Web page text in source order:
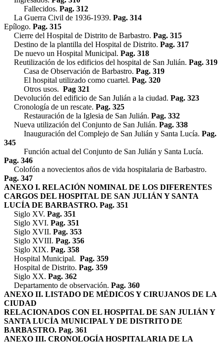
Fallecidos. Pag. 312
La Guerra Civil de 1936-1939. Pag. 314
Epílogo. Pag. 315
Cierre del Hospital de Distrito de Barbastro. Pag. 315
Destino de la plantilla del Hospital de Distrito. Pag. 317
De nuevo un Hospital Municipal. Pag. 318
Reutilización de los edificios del hospital de San Julián. Pag. 319
Casa de Observación de Barbastro. Pag. 319
El hospital utilizado como cuartel. Pag. 320
Otros usos. Pag 321
Devolución del edificio de San Julián a la ciudad. Pag. 323
Cronología de un rescate. Pag. 325
Restauración de la Iglesia de San Julián. Pag. 332
Nueva utilización del Conjunto de San Julián. Pag. 338
Inauguración del Complejo de San Julián y Santa Lucía. Pag.
345
Función actual del Conjunto de San Julián y Santa Lucía.
Pag. 346
Colofón a novecientos años de vida hospitalaria de Barbastro.
Pag. 347
ANEXO I. RELACIÓN NOMINAL DE LOS DIFERENTES
CARGOS DEL HOSPITAL DE SAN JULIÁN Y SANTA
LUCÍA DE BARBASTRO. Pag. 351
Siglo XV. Pag. 351
Siglo XVI. Pag. 351
Siglo XVII. Pag. 353
Siglo XVIII. Pag. 356
Siglo XIX. Pag. 358
Hospital Municipal. Pag. 359
Hospital de Distrito. Pag. 359
Siglo XX. Pag. 362
Departamento de observación. Pag. 360
ANEXO II. LISTADO DE MÉDICOS Y CIRUJANOS DE LA
CIUDAD
RELACIONADOS CON EL HOSPITAL DE SAN JULIÁN Y
SANTA LUCÍA MUNICIPAL Y DE DISTRITO DE
BARBASTRO. Pag. 361
ANEXO III. CRONOLOGÍA HOSPITALARIA DE LA